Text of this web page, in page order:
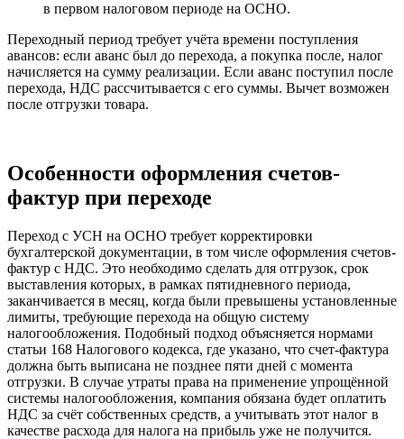
в первом налоговом периоде на ОСНО.
Переходный период требует учёта времени поступления
авансов: если аванс был до перехода, а покупка после, налог
начисляется на сумму реализации. Если аванс поступил после
перехода, НДС рассчитывается с его суммы. Вычет возможен
после отгрузки товара.
Особенности оформления счетов-
фактур при переходе
Переход с УСН на ОСНО требует корректировки
бухгалтерской документации, в том числе оформления счетов-
фактур с НДС. Это необходимо сделать для отгрузок, срок
выставления которых, в рамках пятидневного периода,
заканчивается в месяц, когда были превышены установленные
лимиты, требующие перехода на общую систему
налогообложения. Подобный подход объясняется нормами
статьи 168 Налогового кодекса, где указано, что счет-фактура
должна быть выписана не позднее пяти дней с момента
отгрузки. В случае утраты права на применение упрощённой
системы налогообложения, компания обязана будет оплатить
НДС за счёт собственных средств, а учитывать этот налог в
качестве расхода для налога на прибыль уже не получится.